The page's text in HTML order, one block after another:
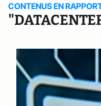
CONTENUS EN